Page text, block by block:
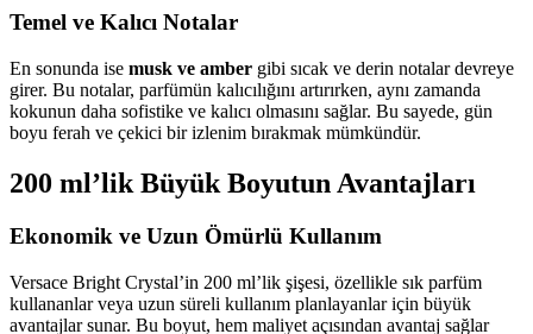
Temel ve Kalıcı Notalar
En sonunda ise musk ve amber gibi sıcak ve derin notalar devreye
girer. Bu notalar, parfümün kalıcılığını artırırken, aynı zamanda
kokunun daha sofistike ve kalıcı olmasını sağlar. Bu sayede, gün
boyu ferah ve çekici bir izlenim bırakmak mümkündür.
200 ml’lik Büyük Boyutun Avantajları
Ekonomik ve Uzun Ömürlü Kullanım
Versace Bright Crystal’in 200 ml’lik şişesi, özellikle sık parfüm
kullananlar veya uzun süreli kullanım planlayanlar için büyük
avantajlar sunar. Bu boyut, hem maliyet açısından avantaj sağlar